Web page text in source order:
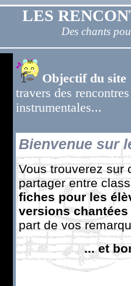
LES
Des chants
Objectif du site
travers des
instrumentales...
Bienvenue sur
Vous trouverez sur
partager entre
fiches pour les
versions chantées
part de vos
... et